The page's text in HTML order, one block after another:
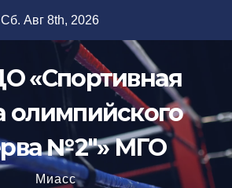
Сб. Авг 8th, 2026
«Спортивная
олимпийского
№2"» МГО
Миасс